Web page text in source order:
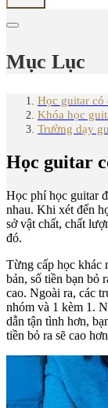
Mục Lục
Học guitar có
Khóa học
Trường dạy
Học guitar
Học phí học guitar
nhau. Khi xét đến
sở vật chất, chất
đó.
Từng cấp học khác
bản, số tiền bạn bỏ
cao. Ngoài ra, các
nhóm và 1 kèm 1.
dẫn tận tình hơn,
tiền bỏ ra sẽ cao